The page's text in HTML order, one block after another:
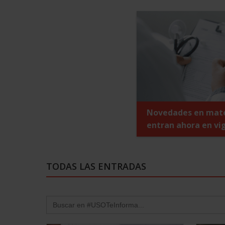
Novedades en
entran ahora en
Si me ocurre algo
trabajando, ¿es
¿Qué es la
TODAS LAS ENTRADAS
for: